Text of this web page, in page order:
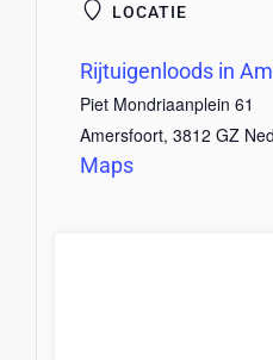
LOCATIE
Rijtuigenloods in
Piet Mondriaanplein 61
Amersfoort, 3812 GZ
Maps